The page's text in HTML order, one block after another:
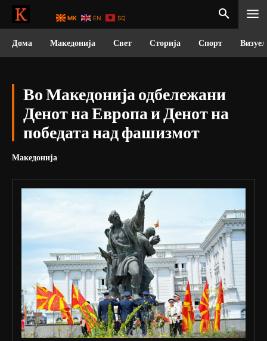
Дома Македонија Свет Сторија Спорт
Во Македонија одбележани
Денот на Европа и Денот на
победата над фашизмот
Македонија
MK EN SQ